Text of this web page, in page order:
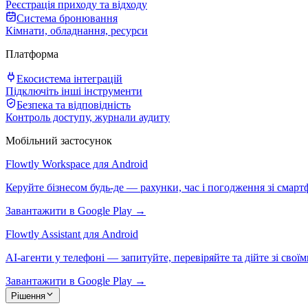
Реєстрація приходу та відходу
Система бронювання
Кімнати, обладнання, ресурси
Платформа
Екосистема інтеграцій
Підключіть інші інструменти
Безпека та відповідність
Контроль доступу, журнали аудиту
Мобільний застосунок
Flowtly Workspace для Android
Керуйте бізнесом будь-де — рахунки, час і погодження зі
Завантажити в Google Play →
Flowtly Assistant для Android
AI-агенти у телефоні — запитуйте, перевіряйте та дійте зі
Завантажити в Google Play →
Рішення